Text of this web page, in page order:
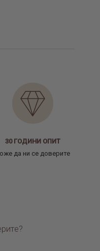
30 ГОДИНИ ОПИТ
да ни се доверите